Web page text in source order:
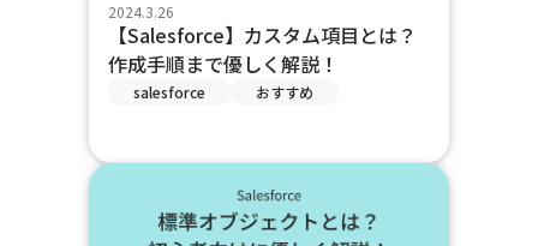
2024.3.26
【Salesforce】カスタム項目とは？
作成手順まで優しく解説！
salesforce おすすめ